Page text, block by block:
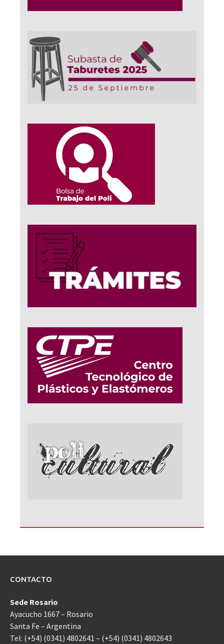
CONTACTO
Sede Rosario
Ayacucho 1667 – Rosario
Santa Fe – Argentina
Tel: (+54) (0341) 4802641 – (+54) (0341) 4802643